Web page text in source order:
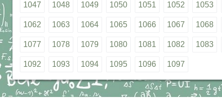
1047 1048 1049 1050 1051 1052 1053
1062 1063 1064 1065 1066 1067 1068
1077 1078 1079 1080 1081 1082 1083
1092 1093 1094 1095 1096 1097